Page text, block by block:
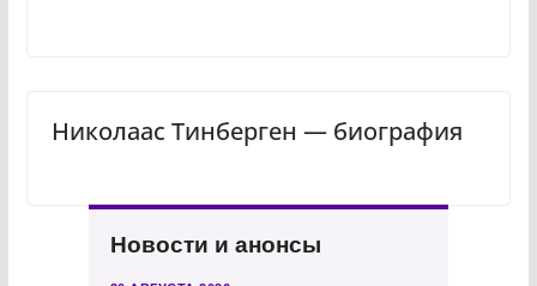
Николаас Тинберген — биография
Новости и анонсы